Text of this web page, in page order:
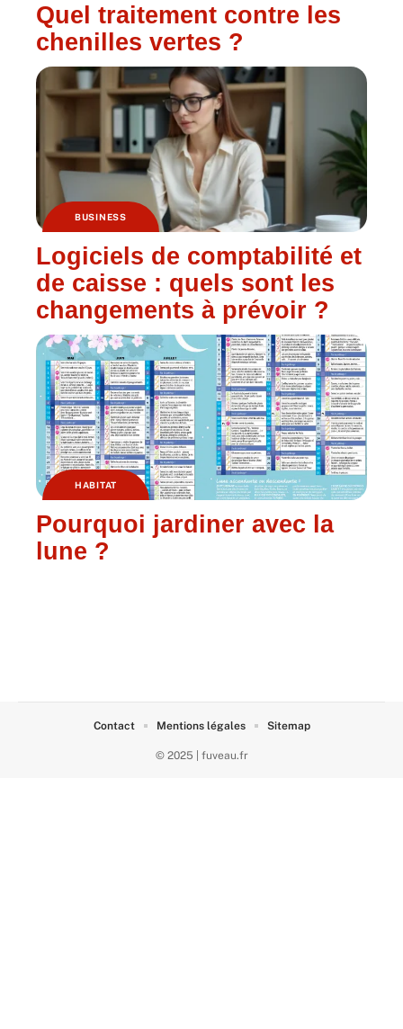
Quel traitement contre les
chenilles vertes ?
BUSINESS
Logiciels de comptabilité et
de caisse : quels sont les
changements à prévoir ?
HABITAT
Pourquoi jardiner avec la
lune ?
© 2025 | fuveau.fr
Contact Mentions légales Sitemap